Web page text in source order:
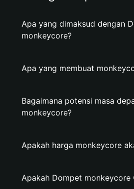
Apa yang dimaksud dengan
monkeycore?
Apa yang membuat
Bagaimana potensi masa
monkeycore?
Apakah harga monkeycore
Apakah Dompet monkeycore